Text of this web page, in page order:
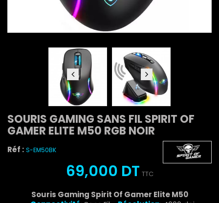
SOURIS GAMING SANS FIL SPIRIT OF
GAMER ELITE M50 RGB NOIR
Réf : S-EM50BK
69,000 DT TTC
Souris Gaming Spirit Of Gamer Elite M50